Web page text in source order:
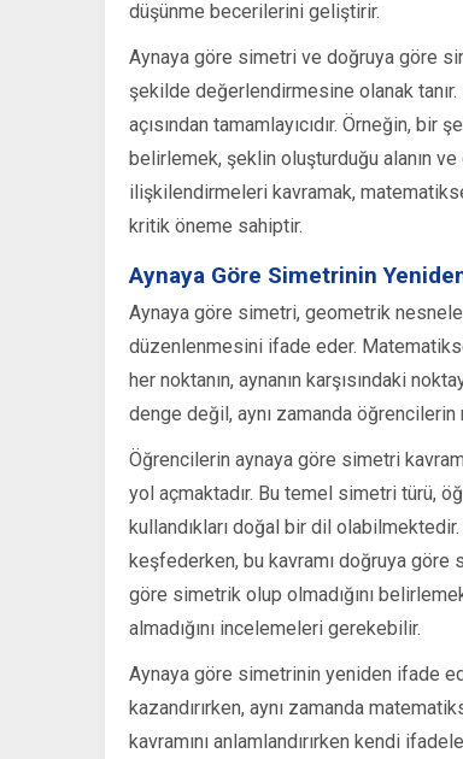
düşünme becerilerini geliştirir.
Aynaya göre simetri ve doğruya göre
şekilde değerlendirmesine olanak
açısından tamamlayıcıdır. Örneğin,
belirlemek, şeklin oluşturduğu alanın
ilişkilendirmeleri kavramak,
kritik öneme sahiptir.
Aynaya Göre Simetrinin
Aynaya göre simetri, geometrik
düzenlenmesini ifade eder.
her noktanın, aynanın karşısındaki
denge değil, aynı zamanda
Öğrencilerin aynaya göre simetri
yol açmaktadır. Bu temel simetri türü,
kullandıkları doğal bir dil
keşfederken, bu kavramı doğruya
göre simetrik olup olmadığını
almadığını incelemeleri gerekebilir.
Aynaya göre simetrinin yeniden ifade
kazandırırken, aynı zamanda
kavramını anlamlandırırken kendi